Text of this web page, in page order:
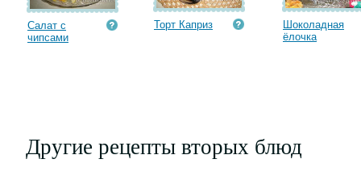
Салат с
чипсами
Торт Каприз
Шоколадная
ёлочка
Другие рецепты вторых блюд